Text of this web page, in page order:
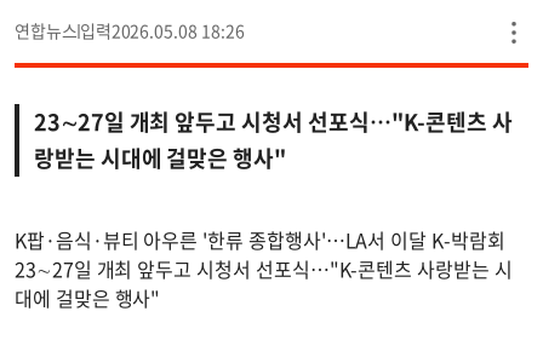
연합뉴스 2026.05.08 18:26
23∼27일 개최 앞두고 시청서 선포식…"K-콘텐츠 사
랑받는 시대에 걸맞은 행사"
K팝·음식·뷰티 아우른 '한류 종합행사'…LA서 이달 K-박람회
23∼27일 개최 앞두고 시청서 선포식…"K-콘텐츠 사랑받는 시
대에 걸맞은 행사"